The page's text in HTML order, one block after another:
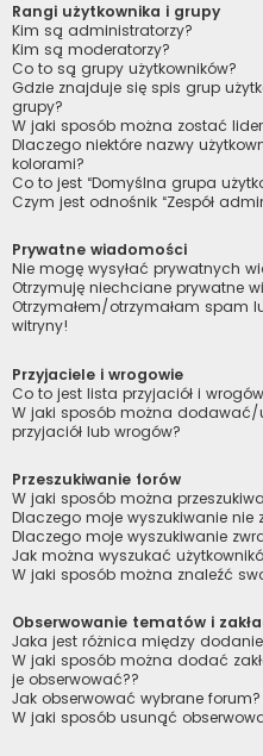
Rangi użytkownika i grupy
Kim są administratorzy?
Kim są moderatorzy?
Co to są grupy użytkowników?
Gdzie znajduje się spis grup
grupy?
W jaki sposób można zostać
Dlaczego niektóre nazwy
kolorami?
Co to jest “Domyślna grupa
Czym jest odnośnik “Zespół
Prywatne wiadomości
Nie mogę wysyłać prywatnych
Otrzymuję niechciane prywatne
Otrzymałem/otrzymałam spam
witryny!
Przyjaciele i wrogowie
Co to jest lista przyjaciół i
W jaki sposób można dodawać/
przyjaciół lub wrogów?
Przeszukiwanie forów
W jaki sposób można
Dlaczego moje wyszukiwanie nie
Dlaczego moje wyszukiwanie
Jak można wyszukać
W jaki sposób można znaleźć
Obserwowanie tematów i
Jaka jest różnica między
W jaki sposób można dodać
je obserwować??
Jak obserwować wybrane forum?
W jaki sposób usunąć